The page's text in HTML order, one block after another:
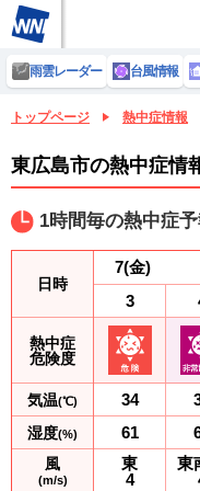
雨雲レーダー 台風情報
トップページ 熱中症情報
東広島市の熱中症情
1時間毎の熱中症
日時
熱中症
危険度
気温(℃)
湿度(%)
風
(m/s)
7(金)
3
34
61
東
4
東